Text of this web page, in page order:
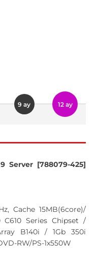
9 ay 12 ay
Server [788079-425]
Cache 15MB(6core)/
C610 Series Chipset /
B140i / 1Gb 350i
RW/PS-1x550W